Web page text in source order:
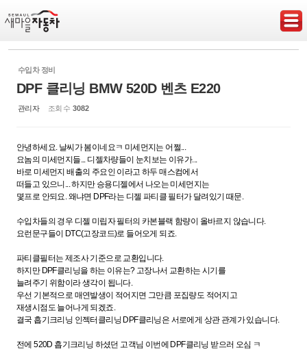
수입차 정비
DPF 클리닝 BMW 520D 벤츠 E220
관리자 조회 수 3082
안녕하세요. 날씨가 봄이네요ㅋ 미세먼지는 어쩔...
요놈의 미세먼지들... 디젤차량들이 눈치보는 이유가...
바로 미세먼지 배출의 주요인 이라고 하두 매스컴에서
떠들고 있으니... 하지만 승용디젤에서 나오는 미세먼지는
몇프로 안되요. 왜냐면 DPF라는 디젤 파티클 필터가 달려있기 때문.
수입차들의 경우 디젤 미립자 필터의 카본블랙 함량이 올바르지 않습니다.
요런문구들이 DTC(고장코드)로 들어오게 되죠.
파티클필터는 제조사 기준으로 교환입니다.
하지만 DPF클리닝을 하는 이유는? 고장나서 교환하는 시기를
늘려주기 위함이라 생각이 됩니다.
우선 기본적으로 매연발생이 적어지면 그만큼 포집량도 적어지고
재생시점도 늘어나게 되겠죠.
결국 흡기크리닝 인젝터클리닝 DPF클리닝은 서로에게 상관 관계가 있습니다.
전에 520D 흡기크리닝 하셨던 고객님 이번에 DPF클리닝 받으러 오심 ㅋ
Sketchbook5, 스케치북5
Sketchbook5, 스케치북5